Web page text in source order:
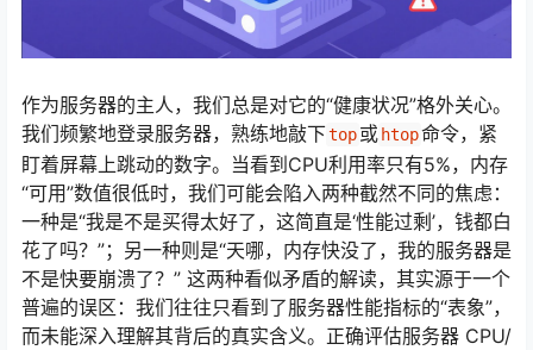
作为服务器的主人，我们总是对它的“健康状况”格外关心。
我们频繁地登录服务器，熟练地敲下top或 htop命令，紧
盯着屏幕上跳动的数字。当看到CPU利用率只有5%，内存
“可用”数值很低时，我们可能会陷入两种截然不同的焦虑：
一种是“我是不是买得太好了，这简直是‘性能过剩’，钱都白
花了吗？”；另一种则是“天哪，内存快没了，我的服务器是
不是快要崩溃了？” 这两种看似矛盾的解读，其实源于一个
普遍的误区：我们往往只看到了服务器性能指标的“表象”，
而未能深入理解其背后的真实含义。正确评估服务器 CPU/